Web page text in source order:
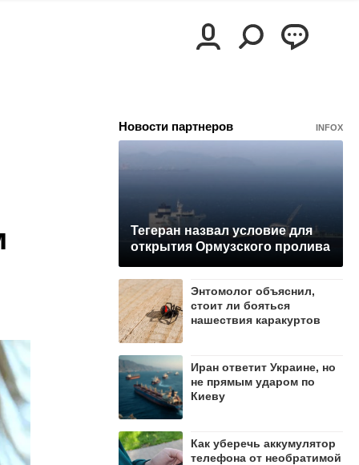
Новости партнеров INFOX
Тегеран назвал условие для
открытия Ормузского пролива
Энтомолог объяснил,
стоит ли бояться
нашествия каракуртов
Иран ответит Украине, но
не прямым ударом по
Киеву
Как уберечь аккумулятор
телефона от необратимой